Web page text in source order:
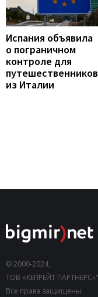
Испания объявила
о пограничном
контроле для
путешественников
из Италии
© 2000-2024,
ТОВ «КЕПРЕЙТ
Все права защищены.